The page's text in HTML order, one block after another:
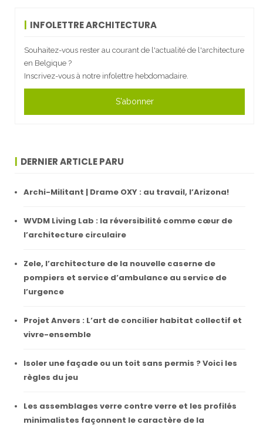
INFOLETTRE ARCHITECTURA
Souhaitez-vous rester au courant de l'actualité de l'architecture
en Belgique ?
Inscrivez-vous à notre infolettre hebdomadaire.
S'abonner
DERNIER ARTICLE PARU
Archi-Militant | Drame OXY : au travail, l’Arizona!
WVDM Living Lab : la réversibilité comme cœur de
l’architecture circulaire
Zele, l’architecture de la nouvelle caserne de
pompiers et service d’ambulance au service de
l’urgence
Projet Anvers : L’art de concilier habitat collectif et
vivre-ensemble
Isoler une façade ou un toit sans permis ? Voici les
règles du jeu
Les assemblages verre contre verre et les profilés
minimalistes façonnent le caractère de la